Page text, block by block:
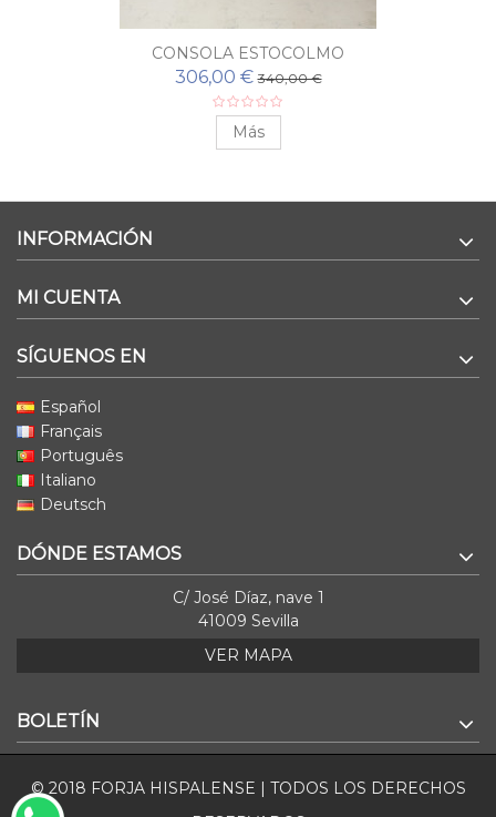
CONSOLA ESTOCOLMO
306,00 €340,00 €
Más
INFORMACIÓN
MI CUENTA
SÍGUENOS EN
Español
Français
Português
Italiano
Deutsch
DÓNDE ESTAMOS
C/ José Díaz, nave 1
41009 Sevilla
VER MAPA
BOLETÍN
© 2018 FORJA HISPALENSE | TODOS LOS DERECHOS